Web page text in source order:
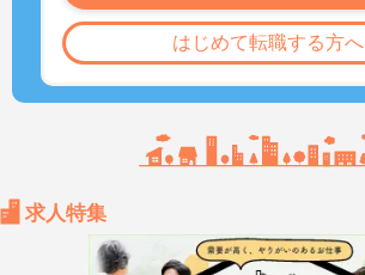
はじめて転職する方へ
求人特集